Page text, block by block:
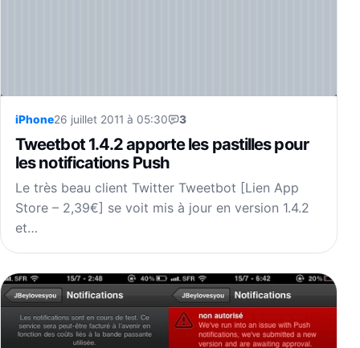
iPhone26 juillet 2011 à 05:30 3
Tweetbot 1.4.2 apporte les pastilles pour
les notifications Push
Le très beau client Twitter Tweetbot [Lien App
Store – 2,39€] se voit mis à jour en version 1.4.2
et…